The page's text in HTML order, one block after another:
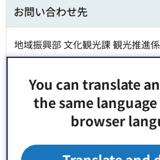
You can translate
the same
browser
お問い合わせ先
地域振興部 文化観光課 観光推進
番
郵便番号135-8383 東京都江東区
電話番号：03-3647-3312
Fax：03-3647-8470